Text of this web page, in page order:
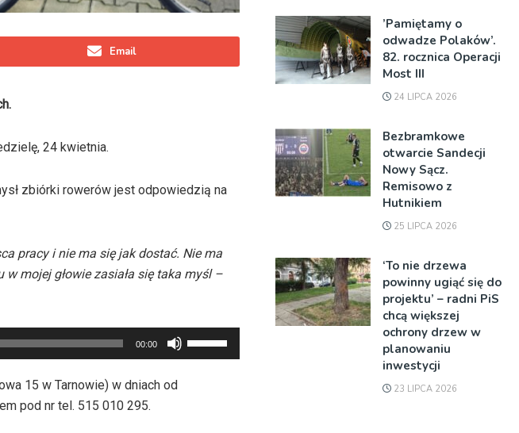
Email
24 kwietnia.
zbiórki rowerów jest odpowiedzią na
pracy i nie ma się jak dostać. Nie ma
mojej głowie zasiała się taka myśl –
00:00
strzałek
15 w Tarnowie) w dniach od
pod nr tel. 515 010 295.
’Pamiętamy o
odwadze Polaków’.
82. rocznica Operacji
Most III
24 LIPCA 2026
Bezbramkowe
otwarcie Sandecji
Nowy Sącz.
Remisowo z
Hutnikiem
25 LIPCA 2026
‘To nie drzewa
powinny ugiąć się do
projektu’ – radni PiS
chcą większej
ochrony drzew w
planowaniu
inwestycji
23 LIPCA 2026